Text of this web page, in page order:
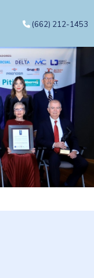
(662) 212-1453